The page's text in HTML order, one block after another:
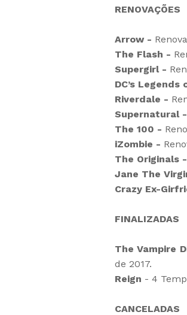
RENOVAÇÕES
Arrow -
The Flash -
Supergirl -
DC’s
Riverdale -
Supernatural -
The 100 -
iZombie -
The Originals -
Jane The
Crazy Ex-
FINALIZADAS
The Vampire
de 2017.
Reign - 4
CANCELADAS